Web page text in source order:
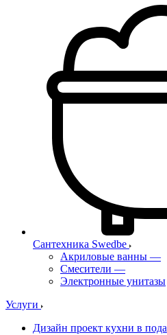
Сантехника Swedbe
Акриловые ванны —
Смесители —
Электронные унитазы
Услуги
Дизайн проект кухни в